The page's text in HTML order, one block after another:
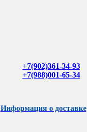
+7(902)361-34-93
+7(988)001-65-34
Информация о доставке